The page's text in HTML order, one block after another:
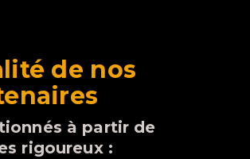
de nos
à partir de
rigoureux :